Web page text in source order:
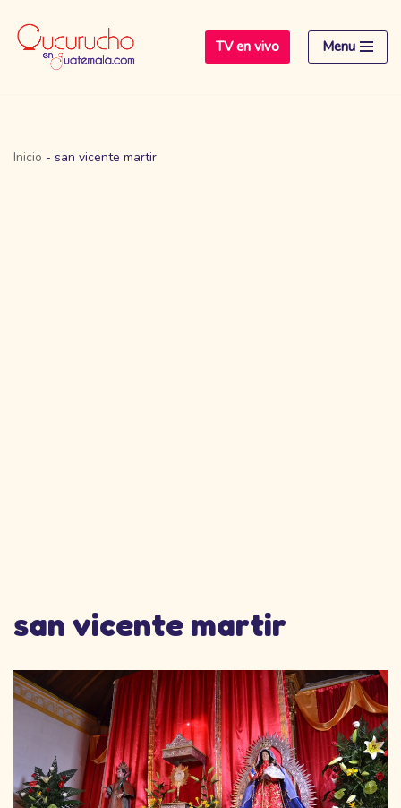
Saltar
TV en vivo Menu
Inicio - san vicente martir
san vicente martir